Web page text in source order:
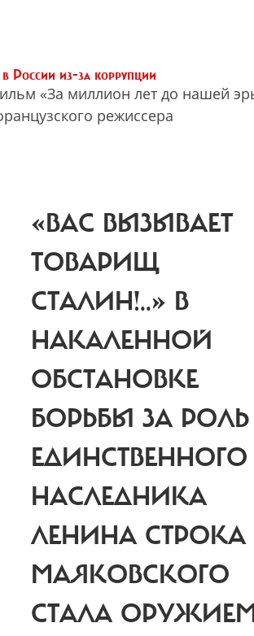
из-за коррупции
«За миллион лет до нашей
режиссера
«ВАС ВЫЗЫВАЕТ
ТОВАРИЩ
СТАЛИН!..» В
НАКАЛЕННОЙ
ОБСТАНОВКЕ
БОРЬБЫ ЗА РОЛЬ
ЕДИНСТВЕННОГО
НАСЛЕДНИКА
ЛЕНИНА СТРОКА
МАЯКОВСКОГО
СТАЛА